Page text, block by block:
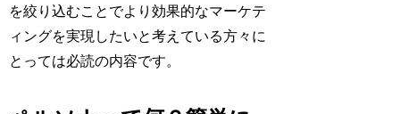
を絞り込むことでより効果的なマーケテ
ィングを実現したいと考えている方々に
とっては必読の内容です。